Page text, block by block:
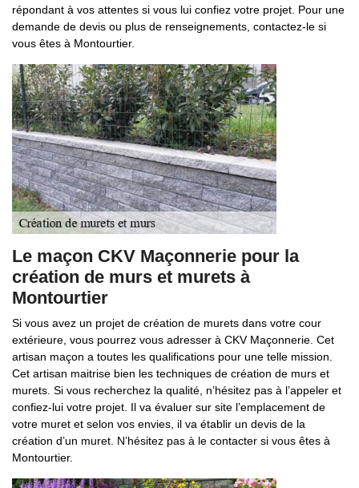
répondant à vos attentes si vous lui confiez votre projet. Pour une
demande de devis ou plus de renseignements, contactez-le si
vous êtes à Montourtier.
Le maçon CKV Maçonnerie pour la
création de murs et murets à
Montourtier
Si vous avez un projet de création de murets dans votre cour
extérieure, vous pourrez vous adresser à CKV Maçonnerie. Cet
artisan maçon a toutes les qualifications pour une telle mission.
Cet artisan maitrise bien les techniques de création de murs et
murets. Si vous recherchez la qualité, n’hésitez pas à l’appeler et
confiez-lui votre projet. Il va évaluer sur site l’emplacement de
votre muret et selon vos envies, il va établir un devis de la
création d’un muret. N’hésitez pas à le contacter si vous êtes à
Montourtier.